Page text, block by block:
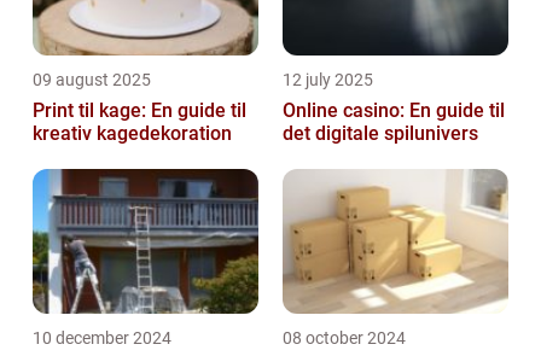
09 august 2025
Print til kage: En guide til
kreativ kagedekoration
12 july 2025
Online casino: En guide til
det digitale spilunivers
10 december 2024 08 october 2024